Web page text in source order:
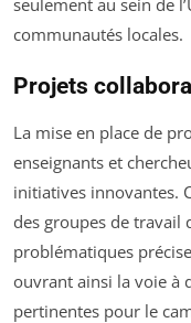
communautés locales.
Projets
La mise en place de
enseignants et
initiatives innovantes.
des groupes de travail
problématiques
ouvrant ainsi la voie à
pertinentes pour le